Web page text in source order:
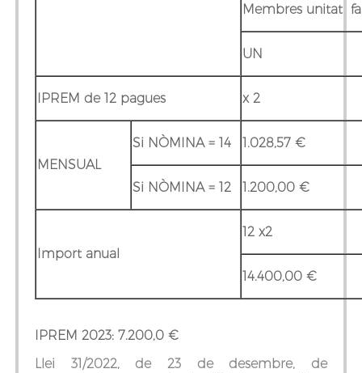
Membres unitat
UN
IPREM de 12 pagues x 2
MENSUAL
Si NÒMINA = 14 1.028,57 €
Si NÒMINA = 12 1.200,00 €
Import anual
12 x2
14.400,00 €
IPREM 2023: 7.200,0 €
Llei 31/2022, de 23 de desembre, de